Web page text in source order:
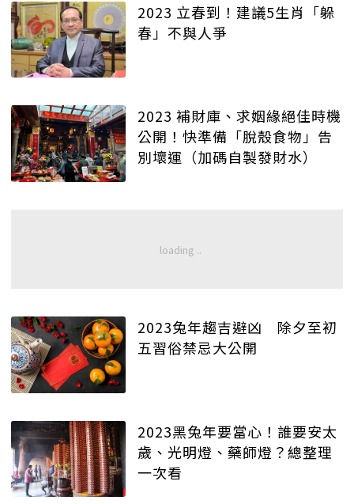
2023 立春到！建議5生肖「躲
春」不與人爭
2023 補財庫、求姻緣絕佳時機
公開！快準備「脫殼食物」告
別壞運（加碼自製發財水）
2023兔年趨吉避凶 除夕至初
五習俗禁忌大公開
2023黑兔年要當心！誰要安太
歲、光明燈、藥師燈？總整理
一次看